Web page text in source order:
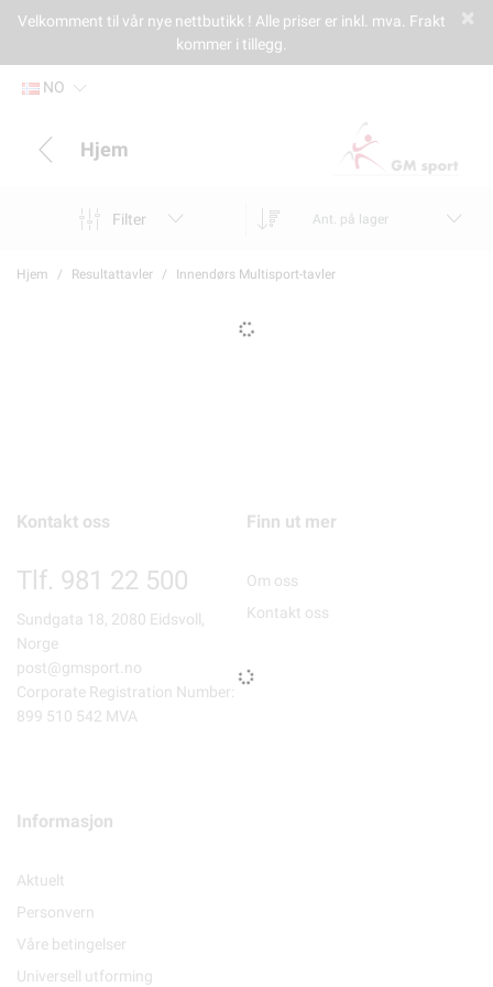
Velkomment til vår nye nettbutikk ! Alle priser er inkl. mva. Frakt
kommer i tillegg.
NO
Hjem
Filter Ant. på lager
Hjem Resultattavler Innendørs Multisport-tavler
Kontakt oss
Tlf. 981 22 500
Sundgata 18, 2080 Eidsvoll,
Norge
post@gmsport.no
Corporate Registration Number:
899 510 542 MVA
Finn ut mer
Om oss
Kontakt oss
Informasjon
Aktuelt
Personvern
Våre betingelser
Universell utforming